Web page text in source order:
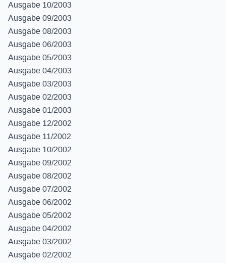
Ausgabe 10/2003
Ausgabe 09/2003
Ausgabe 08/2003
Ausgabe 06/2003
Ausgabe 05/2003
Ausgabe 04/2003
Ausgabe 03/2003
Ausgabe 02/2003
Ausgabe 01/2003
Ausgabe 12/2002
Ausgabe 11/2002
Ausgabe 10/2002
Ausgabe 09/2002
Ausgabe 08/2002
Ausgabe 07/2002
Ausgabe 06/2002
Ausgabe 05/2002
Ausgabe 04/2002
Ausgabe 03/2002
Ausgabe 02/2002